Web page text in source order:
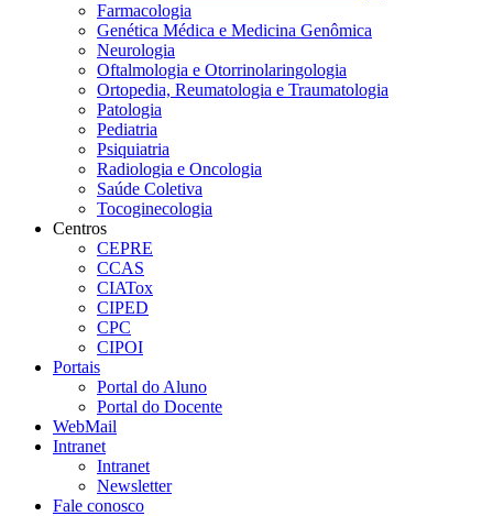
Farmacologia
Genética Médica e Medicina Genômica
Neurologia
Oftalmologia e Otorrinolaringologia
Ortopedia, Reumatologia e Traumatologia
Patologia
Pediatria
Psiquiatria
Radiologia e Oncologia
Saúde Coletiva
Tocoginecologia
Centros
CEPRE
CCAS
CIATox
CIPED
CPC
CIPOI
Portais
Portal do Aluno
Portal do Docente
WebMail
Intranet
Intranet
Newsletter
Fale conosco